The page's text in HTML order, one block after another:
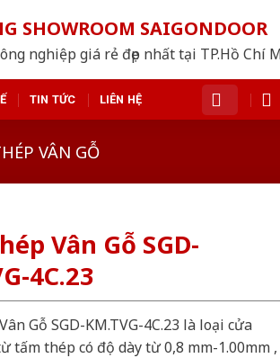
SHOWROOM SAIGONDOOR
nghiệp giá rẻ đẹp nhất tại TP.Hồ Chí
TIN TỨC LIÊN HỆ
VÂN GỖ
Vân Gỗ SGD-
4C.23
Gỗ SGD-KM.TVG-4C.23 là loại cửa
tấm thép có độ dày từ 0,8 mm-1.00mm ,